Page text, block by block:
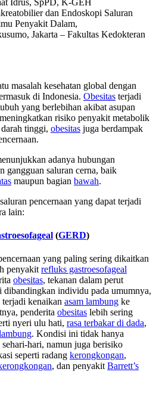
dan Endoskopi Saluran
Penyakit Dalam,
Jakarta – Fakultas Kedokteran
masalah kesehatan global dengan
di Indonesia. Obesitas terjadi
yang berlebihan akibat asupan
risiko penyakit metabolik
tinggi, obesitas juga berdampak
adanya hubungan
gangguan saluran cerna, baik
maupun bagian bawah.
pencernaan yang dapat terjadi
lain:
(GERD)
yang paling sering dikaitkan
penyakit refluks gastroesofageal
obesitas, tekanan dalam perut
dibandingkan individu pada umumnya,
kenaikan asam lambung ke
penderita obesitas lebih sering
nyeri ulu hati, rasa terbakar di dada,
. Kondisi ini tidak hanya
hari, namun juga berisiko
seperti radang kerongkongan,
, dan penyakit Barrett’s